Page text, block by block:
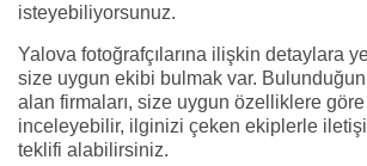
isteyebiliyorsunuz.
Yalova fotoğrafçılarına ilişkin detaylara
size uygun ekibi bulmak var.
alan firmaları, size uygun özelliklere
inceleyebilir, ilginizi çeken ekiplerle
teklifi alabilirsiniz.